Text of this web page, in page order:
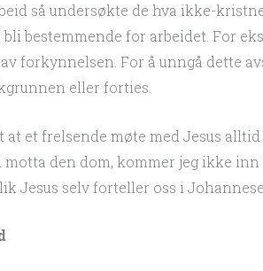
så undersøkte de hva ikke-
bli bestemmende for arbeidet. For
forkynnelsen. For å unngå dette
eller forties.
et frelsende møte med Jesus
motta den dom, kommer jeg ikke
Jesus selv forteller oss i